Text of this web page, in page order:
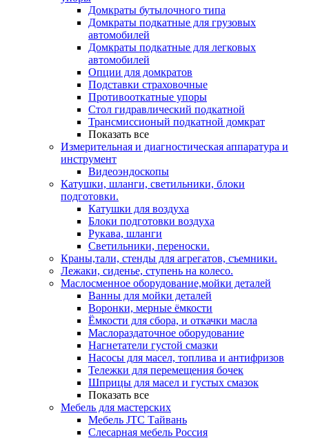
Домкраты бутылочного типа
Домкраты подкатные для грузовых
автомобилей
Домкраты подкатные для легковых
автомобилей
Опции для домкратов
Подставки страховочные
Противооткатные упоры
Стол гидравлический подкатной
Трансмиссионый подкатной домкрат
Показать все
Измерительная и диагностическая аппаратура и
инструмент
Видеоэндоскопы
Катушки, шланги, светильники, блоки
подготовки.
Катушки для воздуха
Блоки подготовки воздуха
Рукава, шланги
Светильники, переноски.
Краны,тали, стенды для агрегатов, съемники.
Лежаки, сиденье, ступень на колесо.
Маслосменное оборудование,мойки деталей
Ванны для мойки деталей
Воронки, мерные ёмкости
Ёмкости для сбора, и откачки масла
Маслораздаточное оборудование
Нагнетатели густой смазки
Насосы для масел, топлива и антифризов
Тележки для перемещения бочек
Шприцы для масел и густых смазок
Показать все
Мебель для мастерских
Мебель JTC Тайвань
Слесарная мебель Россия